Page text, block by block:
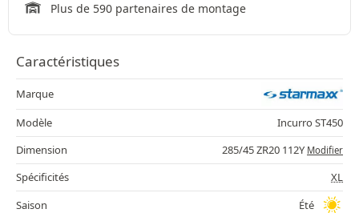
Plus de 590 partenaires de montage
Caractéristiques
Marque
Modèle
Incurro ST450
Dimension
285/45 ZR20 112Y Modifier
Spécificités
XL
Saison
Été